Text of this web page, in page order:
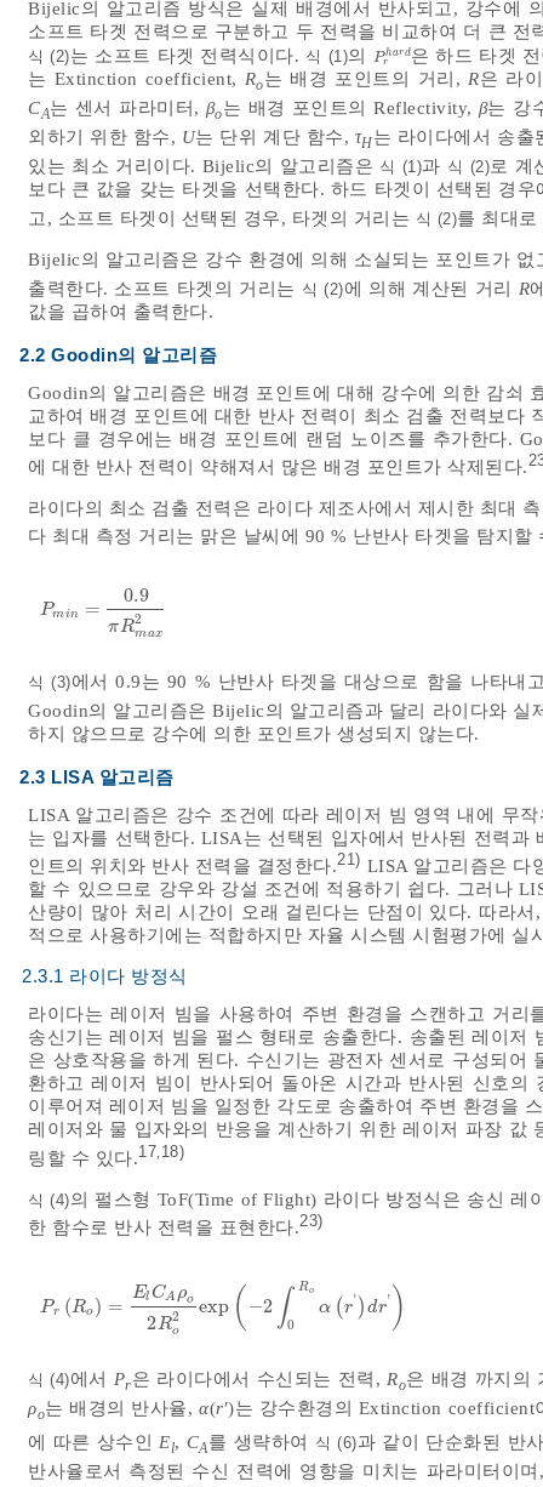
Bijelic의 알고리즘 방식은 실제 배경에서 반사되고, 강수에
소프트 타겟 전력으로 구분하고 두 전력을 비교하여 더 큰
식 (2)는 소프트 타겟 전력식이다. 식 (1)의 P hard
r
Prhard
은 하드 타겟
는 Extinction coefficient, Ro는 배경 포인트의 거리,R은 라
CA는 센서 파라미터, βo는 배경 포인트의 Reflectivity, β는 강
외하기 위한 함수, U는 단위 계단 함수, τH는 라이다에서 송
있는 최소 거리이다. Bijelic의 알고리즘은 식 (1)과 식 (2)로 계
보다 큰 값을 갖는 타겟을 선택한다. 하드 타겟이 선택된 경
고, 소프트 타겟이 선택된 경우, 타겟의 거리는 식 (2)를 최대로
Bijelic의 알고리즘은 강수 환경에 의해 소실되는 포인트가
출력한다. 소프트 타겟의 거리는 식 (2)에 의해 계산된 거리 R
값을 곱하여 출력한다.
2.2 Goodin의 알고리즘
Goodin의 알고리즘은 배경 포인트에 대해 강수에 의한 감쇠
교하여 배경 포인트에 대한 반사 전력이 최소 검출 전력보다
보다 클 경우에는 배경 포인트에 랜덤 노이즈를 추가한다.
에 대한 반사 전력이 약해져서 많은 배경 포인트가 삭제된다.
라이다의 최소 검출 전력은 라이다 제조사에서 제시한 최대
다 최대 측정 거리는 맑은 날씨에 90 % 난반사 타겟을 탐지할
Pmin =
0.9
πR2
max
Pmin=0.9πRm
식 (3)에서 0.9는 90 % 난반사 타겟을 대상으로 함을 나타내
Goodin의 알고리즘은 Bijelic의 알고리즘과 달리 라이다와
하지 않으므로 강수에 의한 포인트가 생성되지 않는다.
2.3 LISA 알고리즘
LISA 알고리즘은 강수 조건에 따라 레이저 빔 영역 내에 무
는 입자를 선택한다. LISA는 선택된 입자에서 반사된 전력
인트의 위치와 반사 전력을 결정한다.21) LISA 알고리즘은 다
할 수 있으므로 강우와 강설 조건에 적용하기 쉽다. 그러나
산량이 많아 처리 시간이 오래 걸린다는 단점이 있다. 따라
적으로 사용하기에는 적합하지만 자율 시스템 시험평가에 실
2.3.1 라이다 방정식
라이다는 레이저 빔을 사용하여 주변 환경을 스캔하고 거리
송신기는 레이저 빔을 펄스 형태로 송출한다. 송출된 레이
은 상호작용을 하게 된다. 수신기는 광전자 센서로 구성되어
환하고 레이저 빔이 반사되어 돌아온 시간과 반사된 신호의
이루어져 레이저 빔을 일정한 각도로 송출하여 주변 환경을
레이저와 물 입자와의 반응을 계산하기 위한 레이저 파장 값
링할 수 있다.17, 18)
식 (4)의 펄스형 ToF(Time of Flight) 라이다 방정식은 송신
한 함수로 반사 전력을 표현한다.23)
Pr (Ro ) =
El CA ρo
2 R2
o
exp ( −2 ∫ Ro
0
α (r' ) dr' )
Pr Ro=ElCAρo 2 Ro 2e p-2∫0 Roα r'
식 (4)에서 Pr은 라이다에서 수신되는 전력, Ro은 배경 까지의
ρo는 배경의 반사율,α(r′)는 강수환경의 Extinction
에 따른 상수인 El, CA를 생략하여 식 (6)과 같이 단순화된 반
반사율로서 측정된 수신 전력에 영향을 미치는 파라미터이